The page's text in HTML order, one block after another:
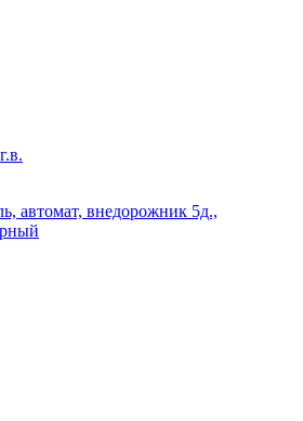
автомат, внедорожник 5д.,